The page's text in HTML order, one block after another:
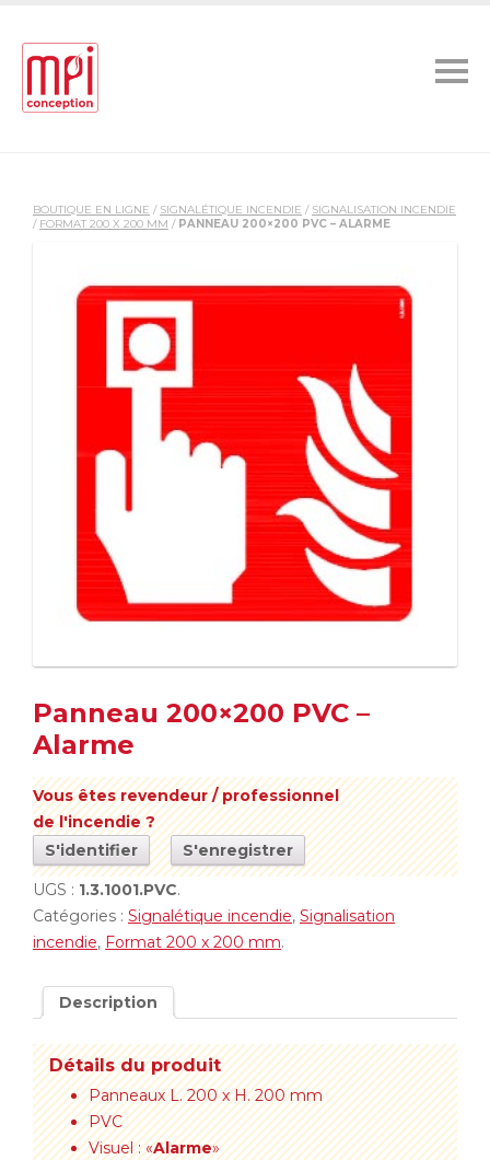
BOUTIQUE EN LIGNE / SIGNALÉTIQUE INCENDIE / SIGNALISATION INCENDIE
/ FORMAT 200 X 200 MM / PANNEAU 200×200 PVC – ALARME
Panneau 200×200 PVC –
Alarme
Vous êtes revendeur / professionnel
de l'incendie ?
S'identifier
S'enregistrer
UGS : 1.3.1001.PVC.
Catégories : Signalétique incendie, Signalisation
incendie, Format 200 x 200 mm.
Description
Détails du produit
Panneaux L. 200 x H. 200 mm
PVC
Visuel : «Alarme»